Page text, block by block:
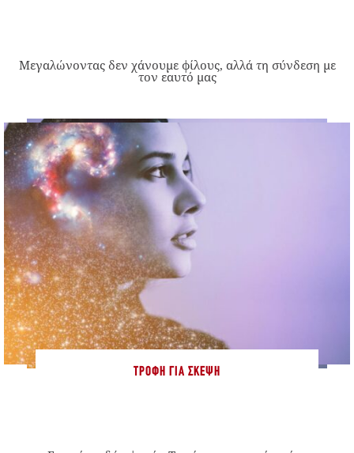
Μεγαλώνοντας δεν χάνουμε φίλους, αλλά τη σύνδεση με
τον εαυτό μας
ΤΡΟΦΉ ΓΙΑ ΣΚΈΨΗ